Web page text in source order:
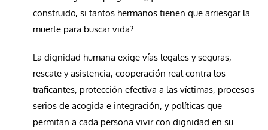
construido, si tantos hermanos tienen que arriesgar la
muerte para buscar vida?
La dignidad humana exige vías legales y seguras,
rescate y asistencia, cooperación real contra los
traficantes, protección efectiva a las víctimas, procesos
serios de acogida e integración, y políticas que
permitan a cada persona vivir con dignidad en su